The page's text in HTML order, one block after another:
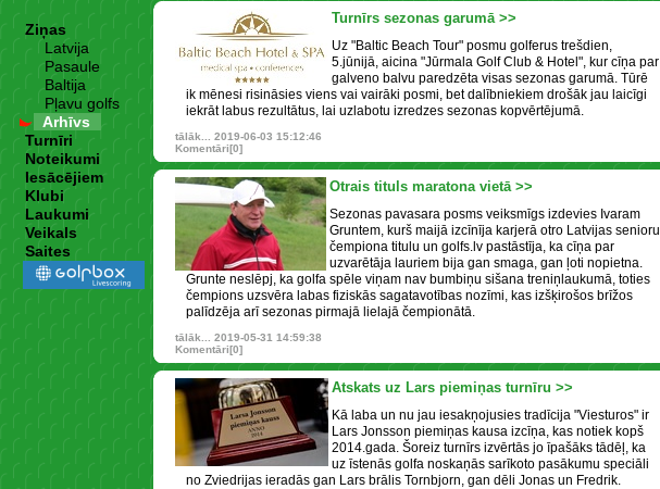
Ziņas
Latvija
Pasaule
Baltija
Pļavu golfs
Arhīvs
Turnīri
Noteikumi
Iesācējiem
Klubi
Laukumi
Veikals
Saites
Turnīrs sezonas garumā >>
Uz "Baltic Beach Tour" posmu golferus trešdien,
5.jūnijā, aicina "Jūrmala Golf Club & Hotel", kur cīņa par
galveno balvu paredzēta visas sezonas garumā. Tūrē
ik mēnesi risināsies viens vai vairāki posmi, bet dalībniekiem drošāk jau laicīgi
iekrāt labus rezultātus, lai uzlabotu izredzes sezonas kopvērtējumā.
tālāk...
2019-06-03 15:12:46
Komentāri[0]
Otrais tituls maratona vietā >>
Sezonas pavasara posms veiksmīgs izdevies Ivaram
Gruntem, kurš maijā izcīnīja karjerā otro Latvijas senioru
čempiona titulu un golfs.lv pastāstīja, ka cīņa par
uzvarētāja lauriem bija gan smaga, gan ļoti nopietna.
Grunte neslēpj, ka golfa spēle viņam nav bumbiņu sišana treniņlaukumā, toties
čempions uzsvēra labas fiziskās sagatavotības nozīmi, kas izšķirošos brīžos
palīdzēja arī sezonas pirmajā lielajā čempionātā.
tālāk...
2019-05-31 14:59:38
Komentāri[0]
Atskats uz Lars piemiņas turnīru >>
Kā laba un nu jau iesakņojusies tradīcija "Viesturos" ir
Lars Jonsson piemiņas kausa izcīņa, kas notiek kopš
2014.gada. Šoreiz turnīrs izvērtās jo īpašāks tādēļ, ka
uz īstenās golfa noskaņās sarīkoto pasākumu speciāli
no Zviedrijas ieradās gan Lars brālis Tornbjorn, gan dēli Jonas un Fredrik.